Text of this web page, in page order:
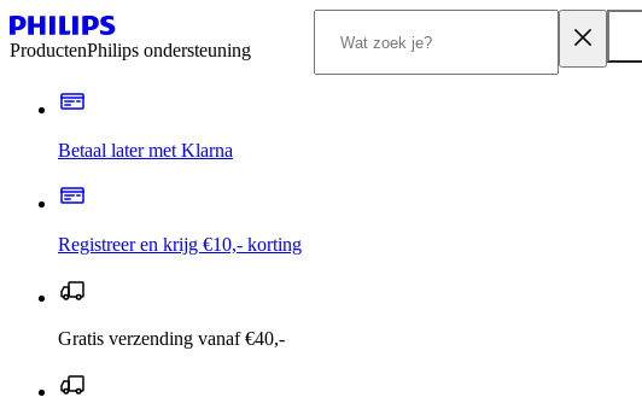
ProductenPhilips ondersteuning
Betaal later met Klarna
Registreer en krijg €10,- korting
Gratis verzending vanaf €40,-